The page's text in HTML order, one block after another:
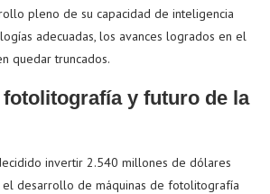
pleno de su capacidad de inteligencia
adecuadas, los avances logrados en el
quedar truncados.
y futuro de la
invertir 2.540 millones de dólares
desarrollo de máquinas de fotolitografía